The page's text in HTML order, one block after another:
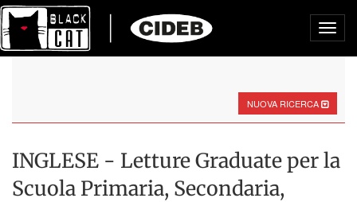
NUOVA RICERCA
INGLESE - Letture Graduate per la
Scuola Primaria, Secondaria,